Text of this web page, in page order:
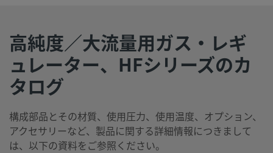
高純度／大流量用ガス・レギ
ュレーター、HFシリーズのカ
タログ
構成部品とその材質、使用圧力、使用温度、オプション、
アクセサリーなど、製品に関する詳細情報につきまして
は、以下の資料をご参照ください。